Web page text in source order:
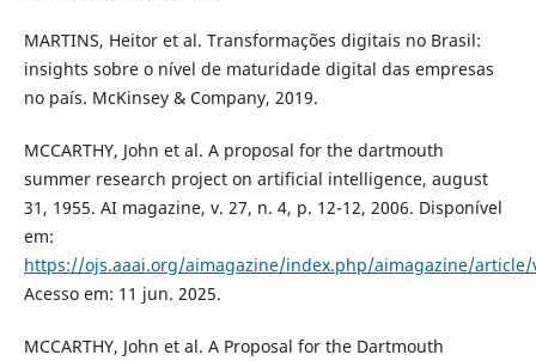
MARTINS, Heitor et al. Transformações digitais no Brasil:
insights sobre o nível de maturidade digital das empresas
no país. McKinsey & Company, 2019.
MCCARTHY, John et al. A proposal for the dartmouth
summer research project on artificial intelligence, august
31, 1955. AI magazine, v. 27, n. 4, p. 12-12, 2006. Disponível
em:
https://ojs.aaai.org/aimagazine/index.php/aimagazine/article/
Acesso em: 11 jun. 2025.
MCCARTHY, John et al. A Proposal for the Dartmouth